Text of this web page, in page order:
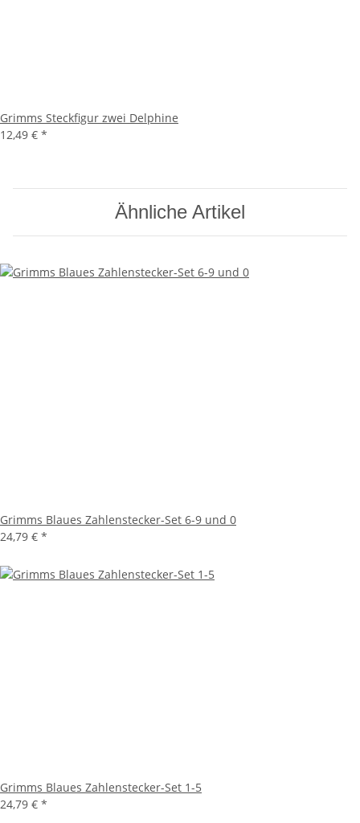
Grimms Steckfigur zwei Delphine
12,49 € *
Ähnliche Artikel
Grimms Blaues Zahlenstecker-Set 6-9 und 0
24,79 € *
Grimms Blaues Zahlenstecker-Set 1-5
24,79 € *